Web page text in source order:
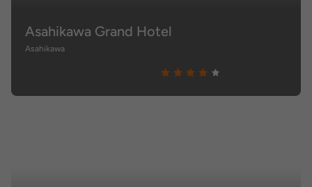
Asahikawa Grand Hotel
Asahikawa